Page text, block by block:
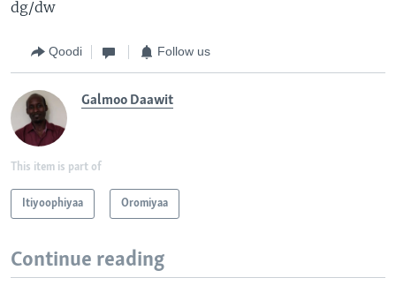
dg/dw
Qoodi Follow us
Galmoo Daawit
This item is part of
Itiyoophiyaa Oromiyaa
Continue reading